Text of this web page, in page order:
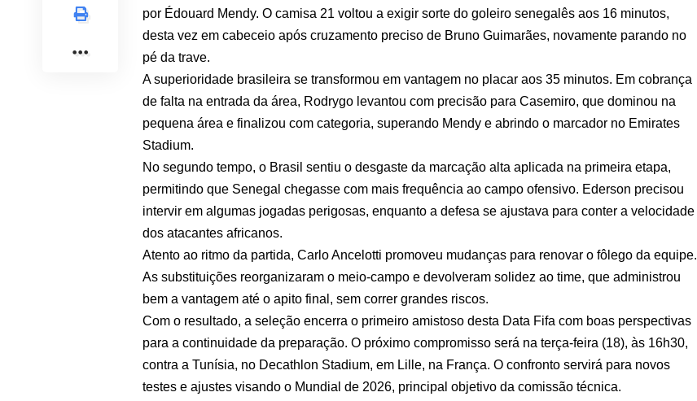
por Édouard Mendy. O camisa 21 voltou a exigir sorte do goleiro senegalês aos 16 minutos,
desta vez em cabeceio após cruzamento preciso de Bruno Guimarães, novamente parando no
pé da trave.
A superioridade brasileira se transformou em vantagem no placar aos 35 minutos. Em cobrança
de falta na entrada da área, Rodrygo levantou com precisão para Casemiro, que dominou na
pequena área e finalizou com categoria, superando Mendy e abrindo o marcador no Emirates
Stadium.
No segundo tempo, o Brasil sentiu o desgaste da marcação alta aplicada na primeira etapa,
permitindo que Senegal chegasse com mais frequência ao campo ofensivo. Ederson precisou
intervir em algumas jogadas perigosas, enquanto a defesa se ajustava para conter a velocidade
dos atacantes africanos.
Atento ao ritmo da partida, Carlo Ancelotti promoveu mudanças para renovar o fôlego da equipe.
As substituições reorganizaram o meio-campo e devolveram solidez ao time, que administrou
bem a vantagem até o apito final, sem correr grandes riscos.
Com o resultado, a seleção encerra o primeiro amistoso desta Data Fifa com boas perspectivas
para a continuidade da preparação. O próximo compromisso será na terça-feira (18), às 16h30,
contra a Tunísia, no Decathlon Stadium, em Lille, na França. O confronto servirá para novos
testes e ajustes visando o Mundial de 2026, principal objetivo da comissão técnica.